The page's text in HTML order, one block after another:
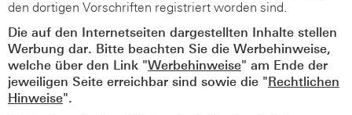
den dortigen Vorschriften registriert worden sind.
Die auf den Internetseiten dargestellten Inhalte stellen
Werbung dar. Bitte beachten Sie die Werbehinweise,
welche über den Link "Werbehinweise" am Ende der
jeweiligen Seite erreichbar sind sowie die "Rechtlichen
Hinweise".